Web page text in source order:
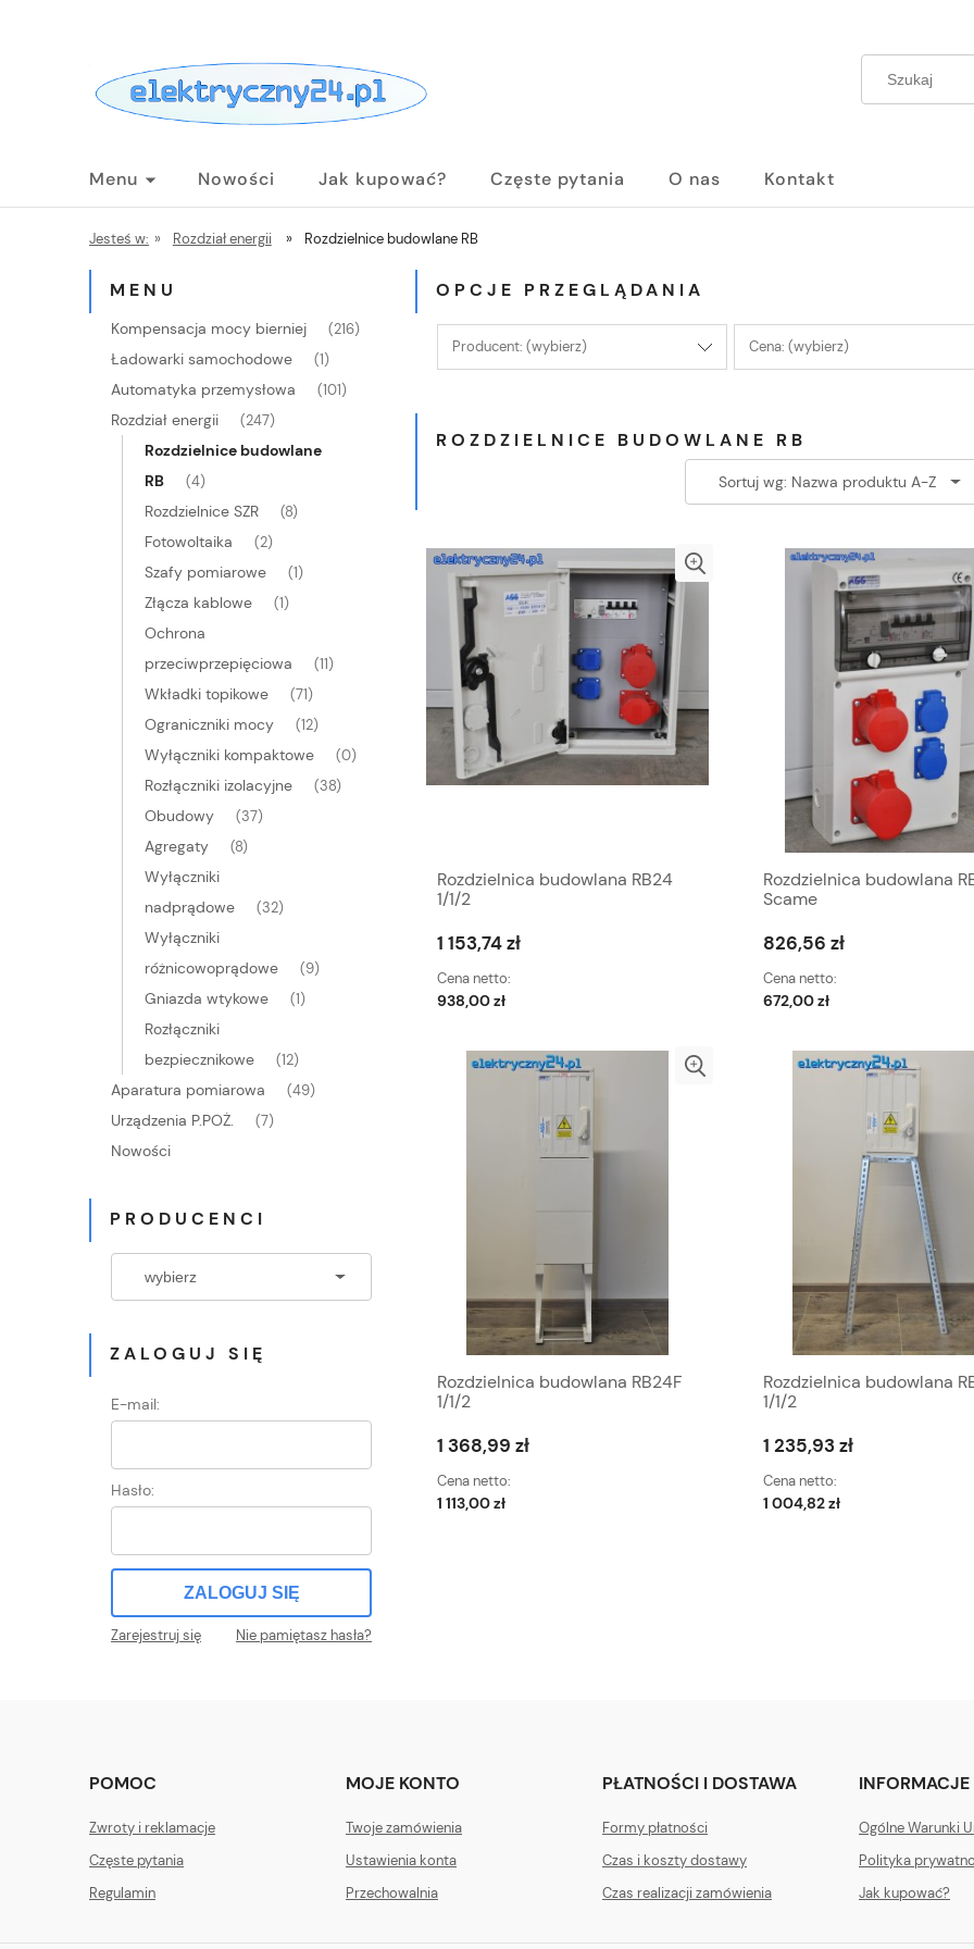
Menu Nowości Jak kupować? Częste pytania O nas Kontakt
Jesteś w: » Rozdział energii » Rozdzielnice budowlane RB
MENU
Kompensacja mocy bierniej (216)
Ładowarki samochodowe (1)
Automatyka przemysłowa (101)
Rozdział energii (247)
Rozdzielnice budowlane
RB
(4)
Rozdzielnice SZR (8)
Fotowoltaika (2)
Szafy pomiarowe (1)
Złącza kablowe (1)
Ochrona
przeciwprzepięciowa
(11)
Wkładki topikowe (71)
Ograniczniki mocy (12)
Wyłączniki kompaktowe (0)
Rozłączniki izolacyjne (38)
Obudowy (37)
Agregaty (8)
Wyłączniki
nadprądowe
(32)
Wyłączniki
różnicowoprądowe
(9)
Gniazda wtykowe (1)
Rozłączniki
bezpiecznikowe
(12)
Aparatura pomiarowa (49)
Urządzenia P.POŻ. (7)
Nowości
PRODUCENCI
ZALOGUJ SIĘ
E-mail:
Hasło:
ZALOGUJ SIĘ
Nie pamiętasz hasła?
Zarejestruj się
OPCJE PRZEGLĄDANIA
Producent: (wybierz) Cena: (wybierz)
ROZDZIELNICE BUDOWLANE RB
Sortuj wg: Nazwa produktu A-Z
Rozdzielnica budowlana RB24
1/1/2
1 153,74 zł
Cena netto:
938,00 zł
Rozdzielnica budowlana
Scame
826,56 zł
Cena netto:
672,00 zł
Rozdzielnica budowlana RB24F
1/1/2
1 368,99 zł
Cena netto:
1 113,00 zł
Rozdzielnica budowlana
1/1/2
1 235,93 zł
Cena netto:
1 004,82 zł
POMOC
Zwroty i reklamacje
Częste pytania
Regulamin
MOJE KONTO
Twoje zamówienia
Ustawienia konta
Przechowalnia
PŁATNOŚCI I DOSTAWA
Formy płatności
Czas i koszty dostawy
Czas realizacji zamówienia
INFORMACJE
Ogólne Warunki
Polityka
Jak kupować?